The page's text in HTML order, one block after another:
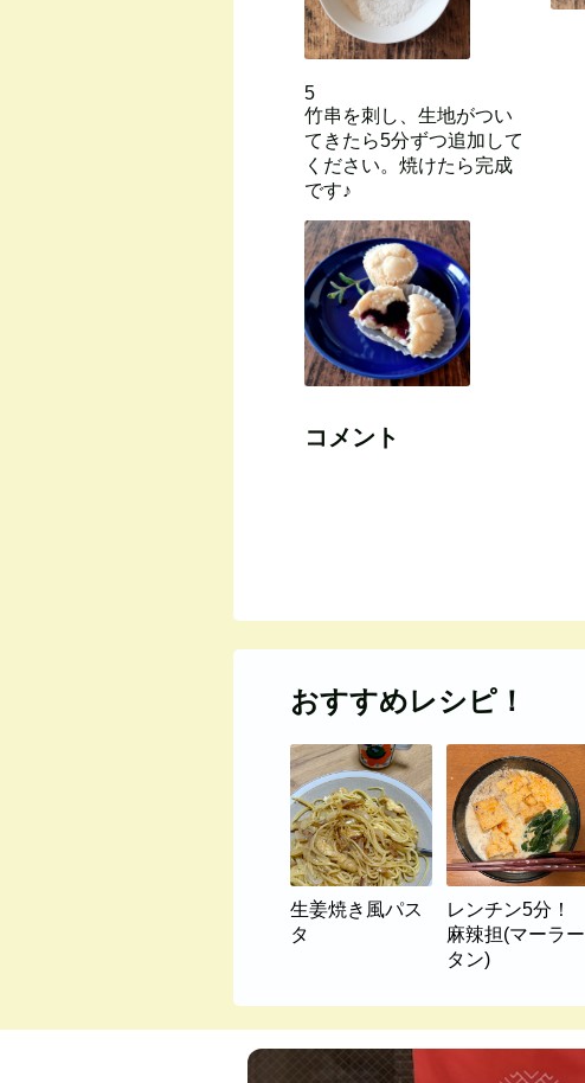
5
竹串を刺し、生地がつい
てきたら5分ずつ追加して
ください。焼けたら完成
です♪
コメント
おすすめレシピ！
生姜焼き風パス
タ
レンチン5分！
麻辣担(マーラー
タン)